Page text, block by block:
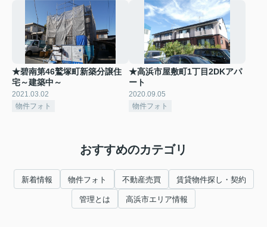
★碧南第46鷲塚町新築分譲住
宅～建築中～
2021.03.02
物件フォト
★高浜市屋敷町1丁目2DKアパ
ート
2020.09.05
物件フォト
おすすめのカテゴリ
新着情報 物件フォト 不動産売買 賃貸物件探し・契約
管理とは 高浜市エリア情報